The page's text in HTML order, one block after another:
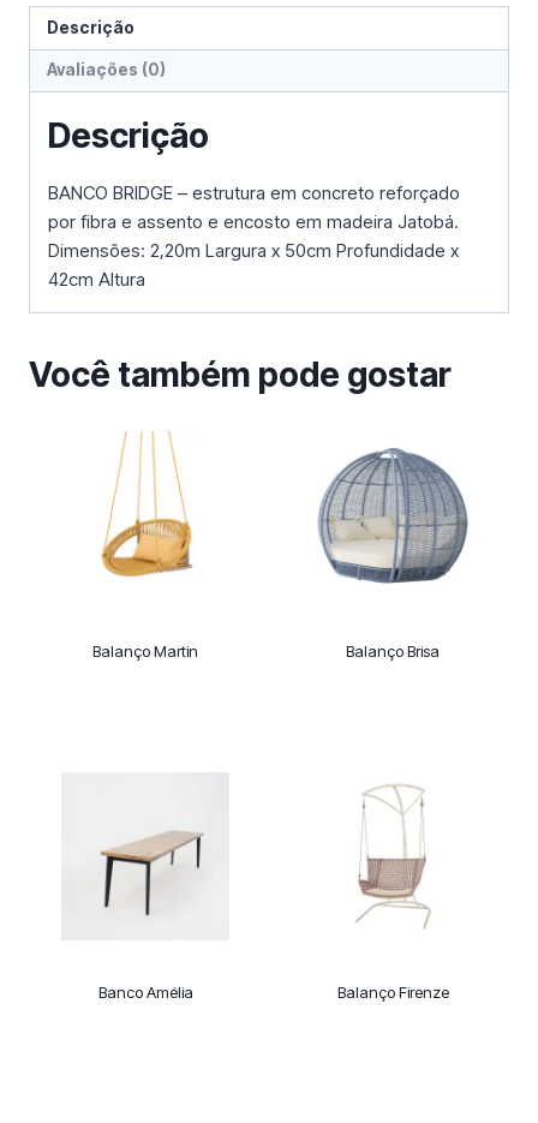
Descrição
Avaliações (0)
Descrição
BANCO BRIDGE – estrutura em concreto reforçado
por fibra e assento e encosto em madeira Jatobá.
Dimensões: 2,20m Largura x 50cm Profundidade x
42cm Altura
Você também pode gostar
Balanço Martin Balanço Brisa
Banco Amélia Balanço Firenze